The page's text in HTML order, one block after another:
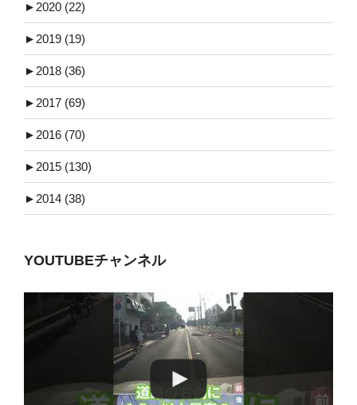
► 2020 (22)
► 2019 (19)
► 2018 (36)
► 2017 (69)
► 2016 (70)
► 2015 (130)
► 2014 (38)
YOUTUBEチャンネル